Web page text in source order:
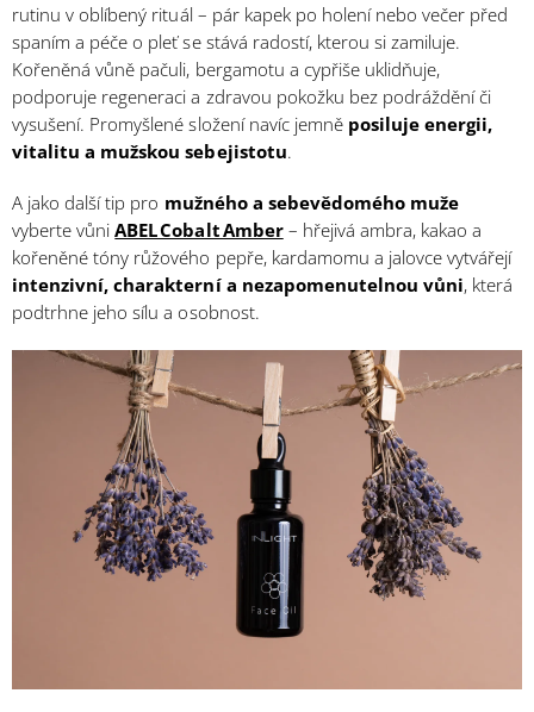
rutinu v oblíbený rituál – pár kapek po holení nebo večer před
spaním a péče o pleť se stává radostí, kterou si zamiluje.
Kořeněná vůně pačuli, bergamotu a cypřiše uklidňuje,
podporuje regeneraci a zdravou pokožku bez podráždění či
vysušení. Promyšlené složení navíc jemně posiluje energii,
vitalitu a mužskou sebejistotu.
A jako další tip pro mužného a sebevědomého muže
vyberte vůniABEL Cobalt Amber– hřejivá ambra, kakao a
kořeněné tóny růžového pepře, kardamomu a jalovce vytvářejí
intenzivní, charakterní a nezapomenutelnou vůni, která
podtrhne jeho sílu a osobnost.